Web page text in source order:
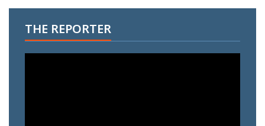
THE REPORTER